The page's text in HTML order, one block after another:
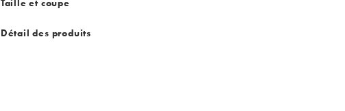
Taille et coupe
Détail des produits